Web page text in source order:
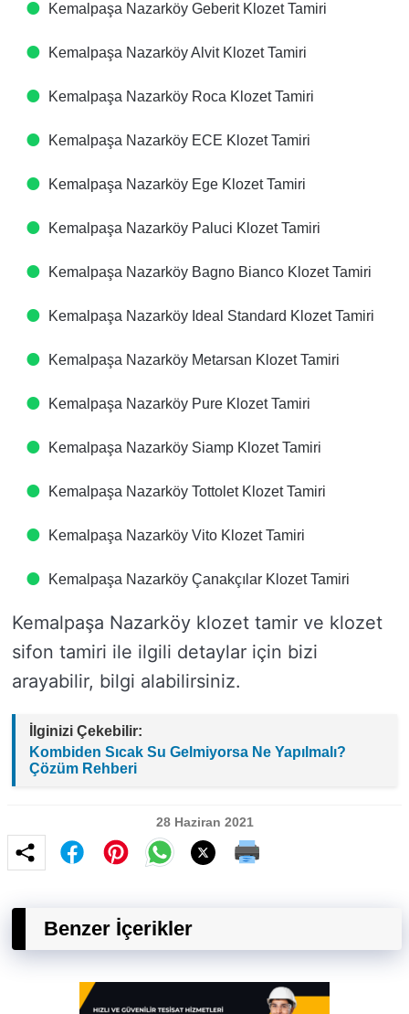
Kemalpaşa Nazarköy Geberit Klozet Tamiri
Kemalpaşa Nazarköy Alvit Klozet Tamiri
Kemalpaşa Nazarköy Roca Klozet Tamiri
Kemalpaşa Nazarköy ECE Klozet Tamiri
Kemalpaşa Nazarköy Ege Klozet Tamiri
Kemalpaşa Nazarköy Paluci Klozet Tamiri
Kemalpaşa Nazarköy Bagno Bianco Klozet Tamiri
Kemalpaşa Nazarköy Ideal Standard Klozet Tamiri
Kemalpaşa Nazarköy Metarsan Klozet Tamiri
Kemalpaşa Nazarköy Pure Klozet Tamiri
Kemalpaşa Nazarköy Siamp Klozet Tamiri
Kemalpaşa Nazarköy Tottolet Klozet Tamiri
Kemalpaşa Nazarköy Vito Klozet Tamiri
Kemalpaşa Nazarköy Çanakçılar Klozet Tamiri
Kemalpaşa Nazarköy klozet tamir ve klozet
sifon tamiri ile ilgili detaylar için bizi
arayabilir, bilgi alabilirsiniz.
İlginizi Çekebilir:
Kombiden Sıcak Su Gelmiyorsa Ne Yapılmalı?
Çözüm Rehberi
28 Haziran 2021
Benzer İçerikler